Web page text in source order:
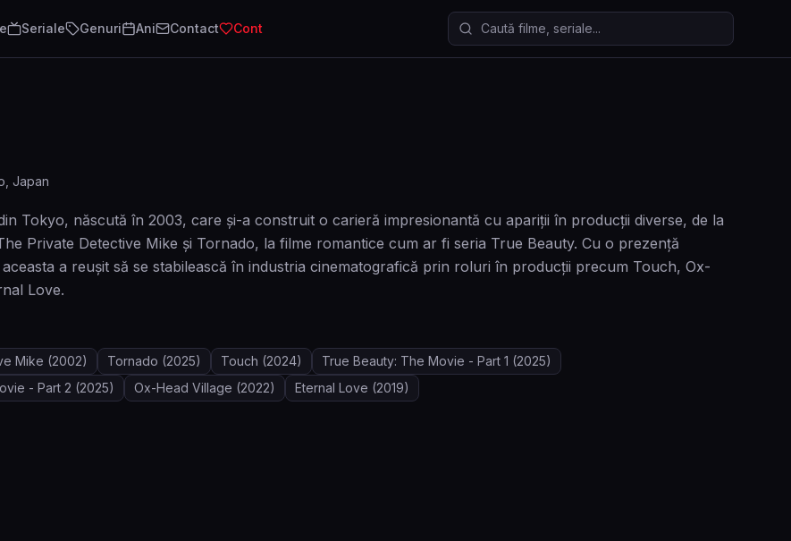
Seriale Genuri Ani Contact Cont Caută filme și seriale
Japan
Tokyo, născută în 2003, care și-a construit o carieră impresionantă cu apariții în producții diverse, de la
Private Detective Mike și Tornado, la filme romantice cum ar fi seria True Beauty. Cu o prezență
a reușit să se stabilească în industria cinematografică prin roluri în producții precum Touch, Ox-
Love.
Mike (2002) Tornado (2025) Touch (2024) True Beauty: The Movie - Part 1 (2025)
- Part 2 (2025) Ox-Head Village (2022) Eternal Love (2019)